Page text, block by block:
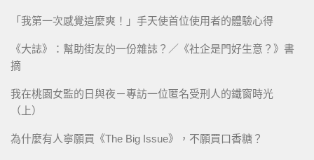
「我第一次感覺這麼爽！」手天使首位使用者的體驗心得
《大誌》：幫助街友的一份雜誌？／《社企是門好生意？》書
摘
我在桃園女監的日與夜－專訪一位匿名受刑人的鐵窗時光
（上）
為什麼有人寧願買《The Big Issue》，不願買口香糖？